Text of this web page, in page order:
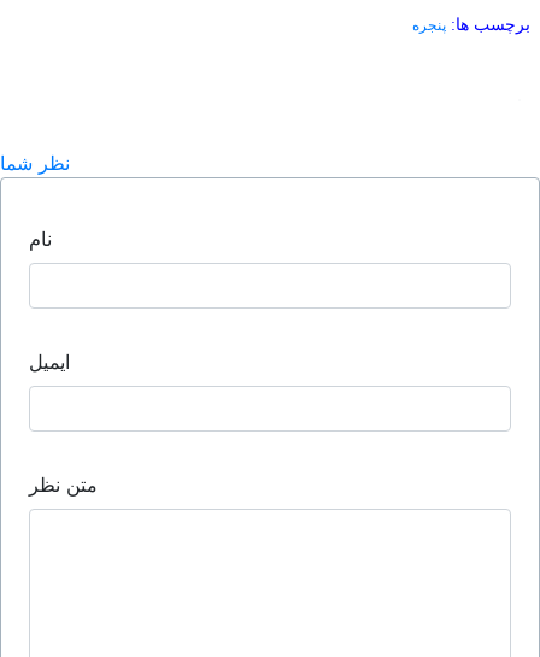
برچسب ها: پنجره
نظر شما
نام
ایمیل
متن نظر